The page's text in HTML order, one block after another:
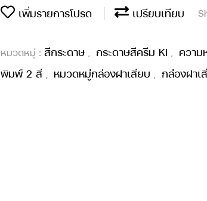
เพิ่มรายการโปรด เปรียบเทียบ
หมวดหมู่ : สีกระดาษ , กระดาษสีครีม KI , ความ
พิมพ์ 2 สี , หมวดหมู่กล่องฝาเสียบ , กล่องฝาเ